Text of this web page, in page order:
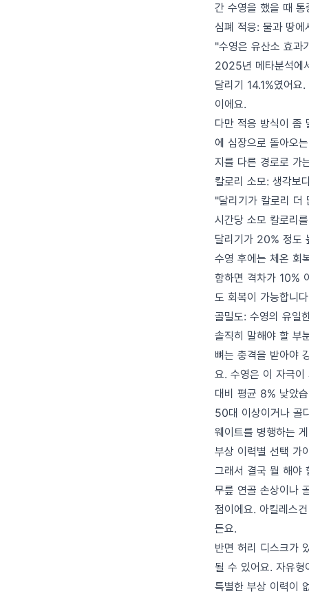
간 수영을 했을 때
심폐 적응: 물과 땅에
"수영은 유산소 효과
2025년 메타분석에
달리기 14.1%였어요
이에요.
다만 적응 방식이 좀
에 심장으로 돌아오
지를 다른 경로로 가
칼로리 소모: 생각보
"달리기가 칼로리 더
시간당 소모 칼로리
달리기가 20% 정도
수영 후에는 체온 회
함하면 격차가 10%
도 회복이 가능합니
골밀도: 수영의 유일
솔직히 말해야 할 부
뼈는 충격을 받아야
요. 수영은 이 자극
대비 평균 8% 낮았
50대 이상이거나 골
웨이트를 병행하는
부상 이력별 선택 가
그래서 결국 뭘 해야
무릎 연골 손상이나
점이에요. 아킬레스
든요.
반면 허리 디스크가
될 수 있어요. 자유형
특별한 부상 이력이